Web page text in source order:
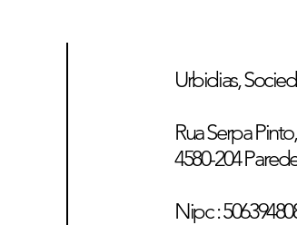
Urbidias,
Rua Serpa
4580-204
Nipc :